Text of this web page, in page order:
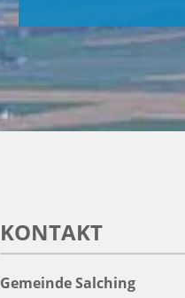
KONTAKT
Gemeinde Salching